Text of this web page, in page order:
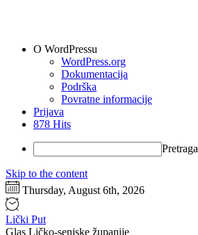
O WordPressu
WordPress.org
Dokumentacija
Podrška
Povratne informacije
Prijava
878 Hits
Pretraga
Skip to the content
Thursday, August 6th, 2026
Lički Put
Glas Ličko-senjske županije